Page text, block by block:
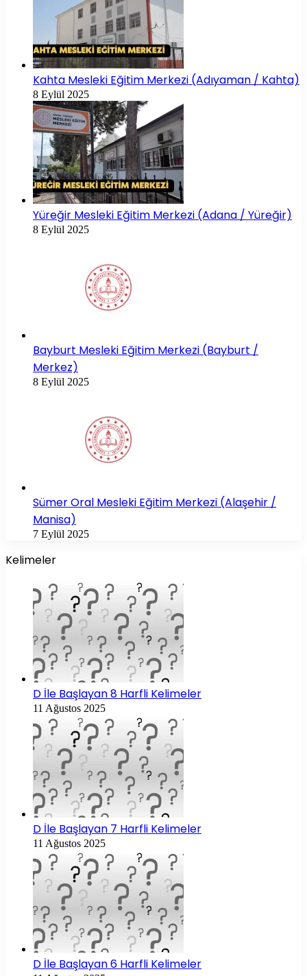
Kahta Mesleki Eğitim Merkezi (Adıyaman / Kahta)
8 Eylül 2025
Yüreğir Mesleki Eğitim Merkezi (Adana / Yüreğir)
8 Eylül 2025
Bayburt Mesleki Eğitim Merkezi (Bayburt /
Merkez)
8 Eylül 2025
Sümer Oral Mesleki Eğitim Merkezi (Alaşehir /
Manisa)
7 Eylül 2025
Kelimeler
D İle Başlayan 8 Harfli Kelimeler
11 Ağustos 2025
D İle Başlayan 7 Harfli Kelimeler
11 Ağustos 2025
D İle Başlayan 6 Harfli Kelimeler